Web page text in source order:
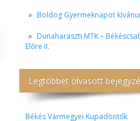
Boldog Gyermeknapot
Dunaharaszti MTK –
Előre II.
Legtöbbet olvasott
Békés Vármegyei Kupadöntők